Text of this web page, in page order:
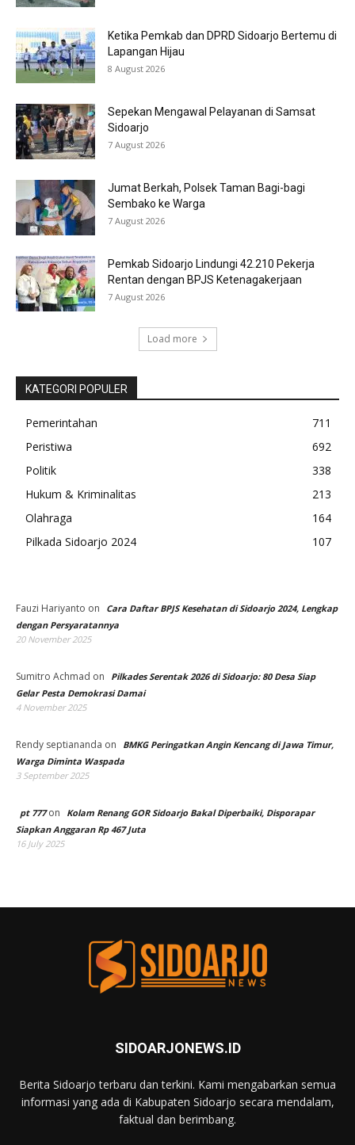
Ketika Pemkab dan DPRD Sidoarjo Bertemu di
Lapangan Hijau
8 August 2026
Sepekan Mengawal Pelayanan di Samsat
Sidoarjo
7 August 2026
Jumat Berkah, Polsek Taman Bagi-bagi
Sembako ke Warga
7 August 2026
Pemkab Sidoarjo Lindungi 42.210 Pekerja
Rentan dengan BPJS Ketenagakerjaan
7 August 2026
Load more
KATEGORI POPULER
Pemerintahan
711
Peristiwa
692
Politik
338
Hukum & Kriminalitas
213
Olahraga
164
Pilkada Sidoarjo 2024
107
Fauzi Hariyanto on
Cara Daftar BPJS Kesehatan di Sidoarjo 2024, Lengkap
dengan Persyaratannya
20 November 2025
Sumitro Achmad on
Pilkades Serentak 2026 di Sidoarjo: 80 Desa Siap
Gelar Pesta Demokrasi Damai
4 November 2025
Rendy septiananda on
BMKG Peringatkan Angin Kencang di Jawa Timur,
Warga Diminta Waspada
3 September 2025
pt 777on
Kolam Renang GOR Sidoarjo Bakal Diperbaiki, Disporapar
Siapkan Anggaran Rp 467 Juta
16 July 2025
SIDOARJONEWS.ID
Berita Sidoarjo terbaru dan terkini. Kami mengabarkan semua
informasi yang ada di Kabupaten Sidoarjo secara mendalam,
faktual dan berimbang.